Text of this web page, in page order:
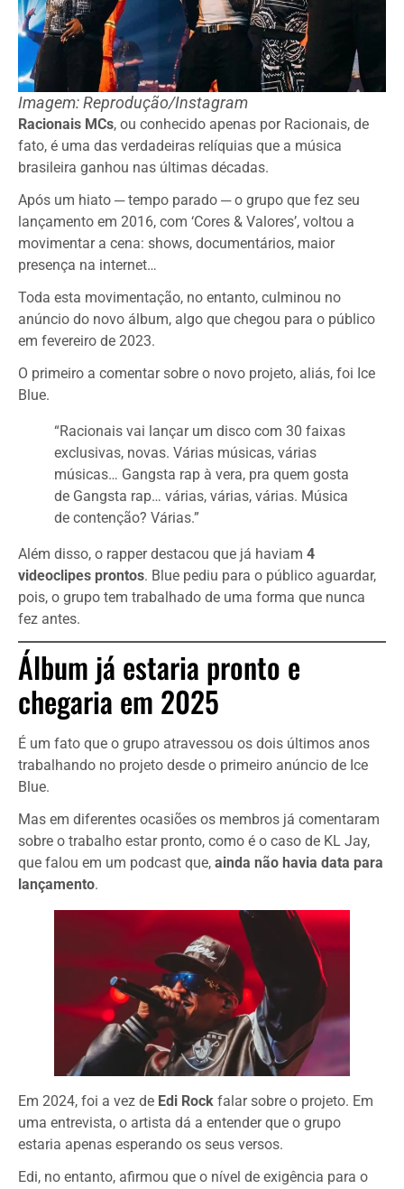
Imagem: Reprodução/Instagram
Racionais MCs, ou conhecido apenas por Racionais, de
fato, é uma das verdadeiras relíquias que a música
brasileira ganhou nas últimas décadas.
Após um hiato ─ tempo parado ─ o grupo que fez seu
lançamento em 2016, com ‘Cores & Valores’, voltou a
movimentar a cena: shows, documentários, maior
presença na internet…
Toda esta movimentação, no entanto, culminou no
anúncio do novo álbum, algo que chegou para o público
em fevereiro de 2023.
O primeiro a comentar sobre o novo projeto, aliás, foi Ice
Blue.
“Racionais vai lançar um disco com 30 faixas
exclusivas, novas. Várias músicas, várias
músicas… Gangsta rap à vera, pra quem gosta
de Gangsta rap… várias, várias, várias. Música
de contenção? Várias.”
Além disso, o rapper destacou que já haviam 4
videoclipes prontos. Blue pediu para o público aguardar,
pois, o grupo tem trabalhado de uma forma que nunca
fez antes.
Álbum já estaria pronto e
chegaria em 2025
É um fato que o grupo atravessou os dois últimos anos
trabalhando no projeto desde o primeiro anúncio de Ice
Blue.
Mas em diferentes ocasiões os membros já comentaram
sobre o trabalho estar pronto, como é o caso de KL Jay,
que falou em um podcast que, ainda não havia data para
lançamento.
Em 2024, foi a vez de Edi Rock falar sobre o projeto. Em
uma entrevista, o artista dá a entender que o grupo
estaria apenas esperando os seus versos.
Edi, no entanto, afirmou que o nível de exigência para o